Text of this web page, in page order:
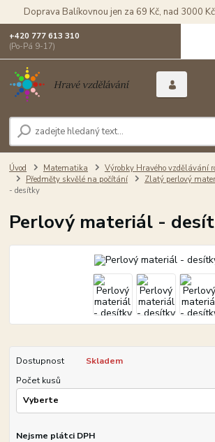
Doprava Balíkovnou jen za 69 Kč, nad 3000
+420 777 613 310
(Po-Pá 9-17)
Úvod Matematika
Výrobky Hravého vzdělávání
Předměty skvělé na počítání
Zlatý perlový
- desítky
Perlový materiál -
Dostupnost
Skladem
Počet kusů
Nejsme plátci DPH